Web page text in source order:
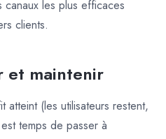
les plus efficaces
clients.
et maintenir
atteint (les utilisateurs restent,
temps de passer à